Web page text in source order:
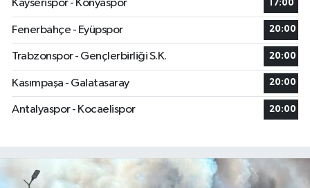
Kayserispor - Konyaspor
17:00
Fenerbahçe - Eyüpspor 20:00
Trabzonspor - Gençlerbirliği S.K. 20:00
Kasımpaşa - Galatasaray 20:00
Antalyaspor - Kocaelispor 20:00